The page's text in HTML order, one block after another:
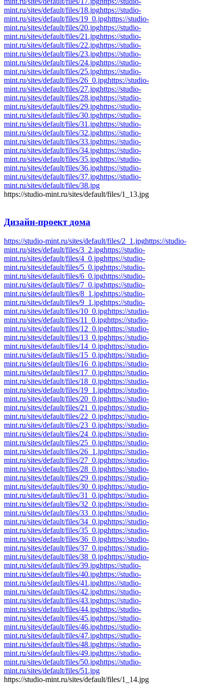
mint.ru/sites/default/files/18.jpghttps://studio-
mint.ru/sites/default/files/19_0.jpghttps://studio-
mint.ru/sites/default/files/20.jpghttps://studio-
mint.ru/sites/default/files/21.jpghttps://studio-
mint.ru/sites/default/files/22.jpghttps://studio-
mint.ru/sites/default/files/23.jpghttps://studio-
mint.ru/sites/default/files/24.jpghttps://studio-
mint.ru/sites/default/files/25.jpghttps://studio-
mint.ru/sites/default/files/26_0.jpghttps://studio-
mint.ru/sites/default/files/27.jpghttps://studio-
mint.ru/sites/default/files/28.jpghttps://studio-
mint.ru/sites/default/files/29.jpghttps://studio-
mint.ru/sites/default/files/30.jpghttps://studio-
mint.ru/sites/default/files/31.jpghttps://studio-
mint.ru/sites/default/files/32.jpghttps://studio-
mint.ru/sites/default/files/33.jpghttps://studio-
mint.ru/sites/default/files/34.jpghttps://studio-
mint.ru/sites/default/files/35.jpghttps://studio-
mint.ru/sites/default/files/36.jpghttps://studio-
mint.ru/sites/default/files/37.jpghttps://studio-
mint.ru/sites/default/files/38.jpg
https://studio-mint.ru/sites/default/files/1_13.jpg
Дизайн-проект дома
https://studio-mint.ru/sites/default/files/2_1.jpghttps://studio-
mint.ru/sites/default/files/3_2.jpghttps://studio-
mint.ru/sites/default/files/4_0.jpghttps://studio-
mint.ru/sites/default/files/5_0.jpghttps://studio-
mint.ru/sites/default/files/6_0.jpghttps://studio-
mint.ru/sites/default/files/7_0.jpghttps://studio-
mint.ru/sites/default/files/8_1.jpghttps://studio-
mint.ru/sites/default/files/9_1.jpghttps://studio-
mint.ru/sites/default/files/10_0.jpghttps://studio-
mint.ru/sites/default/files/11_0.jpghttps://studio-
mint.ru/sites/default/files/12_0.jpghttps://studio-
mint.ru/sites/default/files/13_0.jpghttps://studio-
mint.ru/sites/default/files/14_0.jpghttps://studio-
mint.ru/sites/default/files/15_0.jpghttps://studio-
mint.ru/sites/default/files/16_0.jpghttps://studio-
mint.ru/sites/default/files/17_0.jpghttps://studio-
mint.ru/sites/default/files/18_0.jpghttps://studio-
mint.ru/sites/default/files/19_1.jpghttps://studio-
mint.ru/sites/default/files/20_0.jpghttps://studio-
mint.ru/sites/default/files/21_0.jpghttps://studio-
mint.ru/sites/default/files/22_0.jpghttps://studio-
mint.ru/sites/default/files/23_0.jpghttps://studio-
mint.ru/sites/default/files/24_0.jpghttps://studio-
mint.ru/sites/default/files/25_0.jpghttps://studio-
mint.ru/sites/default/files/26_1.jpghttps://studio-
mint.ru/sites/default/files/27_0.jpghttps://studio-
mint.ru/sites/default/files/28_0.jpghttps://studio-
mint.ru/sites/default/files/29_0.jpghttps://studio-
mint.ru/sites/default/files/30_0.jpghttps://studio-
mint.ru/sites/default/files/31_0.jpghttps://studio-
mint.ru/sites/default/files/32_0.jpghttps://studio-
mint.ru/sites/default/files/33_0.jpghttps://studio-
mint.ru/sites/default/files/34_0.jpghttps://studio-
mint.ru/sites/default/files/35_0.jpghttps://studio-
mint.ru/sites/default/files/36_0.jpghttps://studio-
mint.ru/sites/default/files/37_0.jpghttps://studio-
mint.ru/sites/default/files/38_0.jpghttps://studio-
mint.ru/sites/default/files/39.jpghttps://studio-
mint.ru/sites/default/files/40.jpghttps://studio-
mint.ru/sites/default/files/41.jpghttps://studio-
mint.ru/sites/default/files/42.jpghttps://studio-
mint.ru/sites/default/files/43.jpghttps://studio-
mint.ru/sites/default/files/44.jpghttps://studio-
mint.ru/sites/default/files/45.jpghttps://studio-
mint.ru/sites/default/files/46.jpghttps://studio-
mint.ru/sites/default/files/47.jpghttps://studio-
mint.ru/sites/default/files/48.jpghttps://studio-
mint.ru/sites/default/files/49.jpghttps://studio-
mint.ru/sites/default/files/50.jpghttps://studio-
mint.ru/sites/default/files/51.jpg
https://studio-mint.ru/sites/default/files/1_14.jpg